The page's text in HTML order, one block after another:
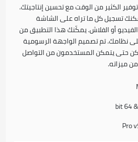
الكثير من الوقت مع تحسين إنتاجيتك.
تسجيل كل ما تراه على الشاشة
أو الفلاش. يمكّنك هذا التطبيق من
نظامك. تم تصميم الواجهة الرسومية
حتى يتمكن المستخدمون من التواصل
ميزاته.
Pro